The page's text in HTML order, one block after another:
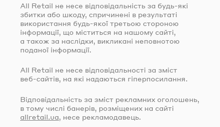
All Retail не несе відповідальність за будь-які
збитки або шкоду, спричинені в результаті
використання будь-якої третьою стороною
інформації, що міститься на нашому сайті,
а також за наслідки, викликані неповнотою
поданої інформації.
All Retail не несе відповідальності за зміст
веб-сайтів, на які надаються гіперпосилання.
Відповідальність за зміст рекламних оголошень,
в тому числі банерів, розміщених на сайті
allretail.ua, несе рекламодавець.